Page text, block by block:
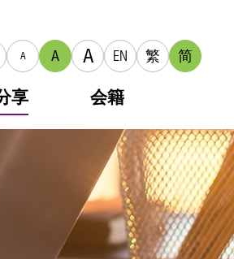
A A A EN 繁 简
享 会籍